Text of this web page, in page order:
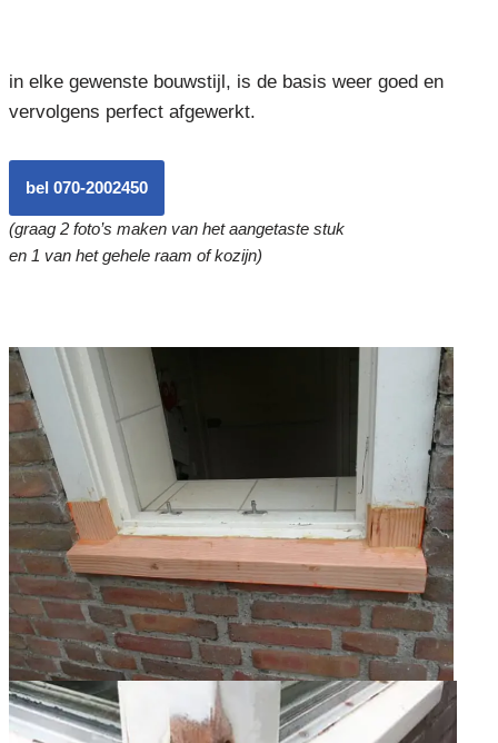
in elke gewenste bouwstijl, is de basis weer goed en
vervolgens perfect afgewerkt.
bel 070-2002450
(graag 2 foto’s maken van het aangetaste stuk
en 1 van het gehele raam of kozijn)